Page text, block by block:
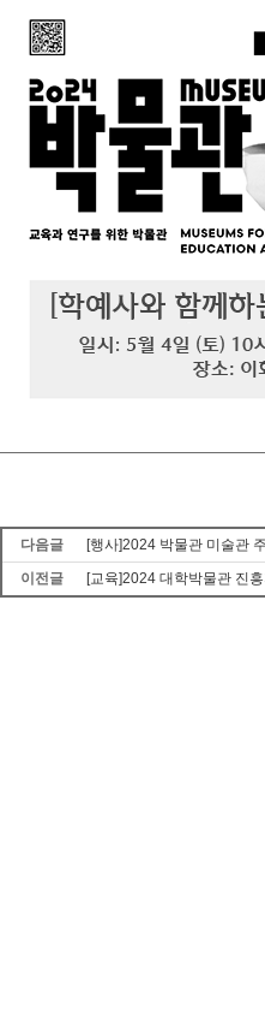
다음글
[행사]2024 박물관 미술관
이전글
[교육]2024 대학박물관 진